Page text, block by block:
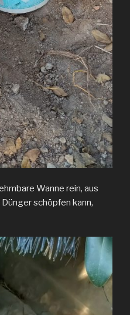
Wanne rein, aus
schöpfen kann,